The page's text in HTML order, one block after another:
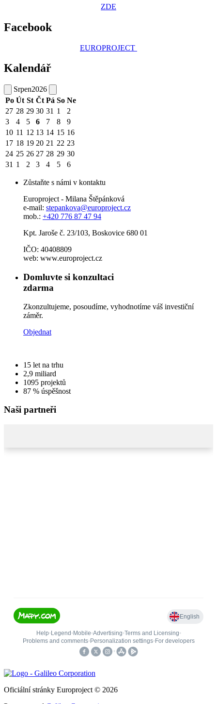
ZDE
Facebook
EUROPROJECT
Kalendář
Srpen2026
Po Út St Čt Pá So Ne
27 28 29 30 31 1
2
3
4 5 6 7 8
9
10 11 12 13 14 15 16
17 18 19 20 21 22 23
24 25 26 27 28 29 30
31 1 2 3 4 5 6
Zůstaňte s námi v kontaktu
Europroject - Milana Štěpánková
e-mail: stepankova@europroject.cz
mob.: +420 776 87 47 94
Kpt. Jaroše č. 23/103, Boskovice 680 01
IČO: 40408809
web: www.europroject.cz
Domluvte si konzultaci
zdarma
Zkonzultujeme, posoudíme, vyhodnotíme váš investiční
záměr.
Objednat
15 let na trhu
2,9 miliard
1095 projektů
87 % úspěšnost
Naši partneři
Oficiální stránky Europroject © 2026